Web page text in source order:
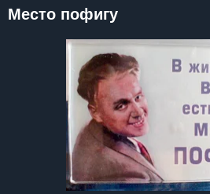
Место пофигу